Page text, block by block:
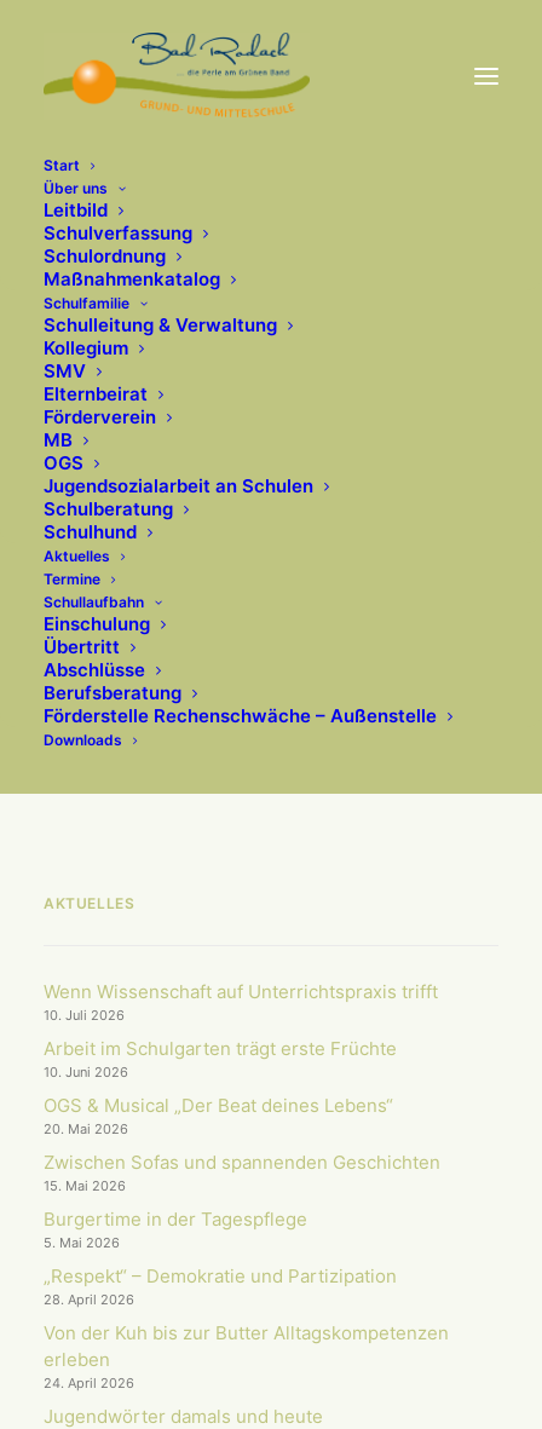
Start
Über uns
Leitbild
Schulverfassung
Schulordnung
Maßnahmenkatalog
Schulfamilie
Schulleitung & Verwaltung
Kollegium
SMV
Elternbeirat
Förderverein
MB
OGS
Jugendsozialarbeit an Schulen
Schulberatung
Schulhund
Aktuelles
Termine
Schullaufbahn
Einschulung
Übertritt
Abschlüsse
Berufsberatung
Förderstelle Rechenschwäche – Außenstelle
Downloads
Zwischen Sofas und
spannenden Geschichten
Das Lesecafé öffnete Räume für Fantasie
und Geschichten. Am 15. Mai drehte sich
an unserer Schule…
AKTUELLES
Wenn Wissenschaft auf Unterrichts­praxis trifft
10. Juli 2026
Arbeit im Schulgarten trägt erste Früchte
10. Juni 2026
OGS & Musical „Der Beat deines Lebens“
20. Mai 2026
Zwischen Sofas und spannenden Geschichten
15. Mai 2026
Burgertime in der Tagespflege
5. Mai 2026
„Respekt“ – Demokratie und Partizipation
28. April 2026
Von der Kuh bis zur Butter Alltagskompetenzen
erleben
24. April 2026
Jugendwörter damals und heute